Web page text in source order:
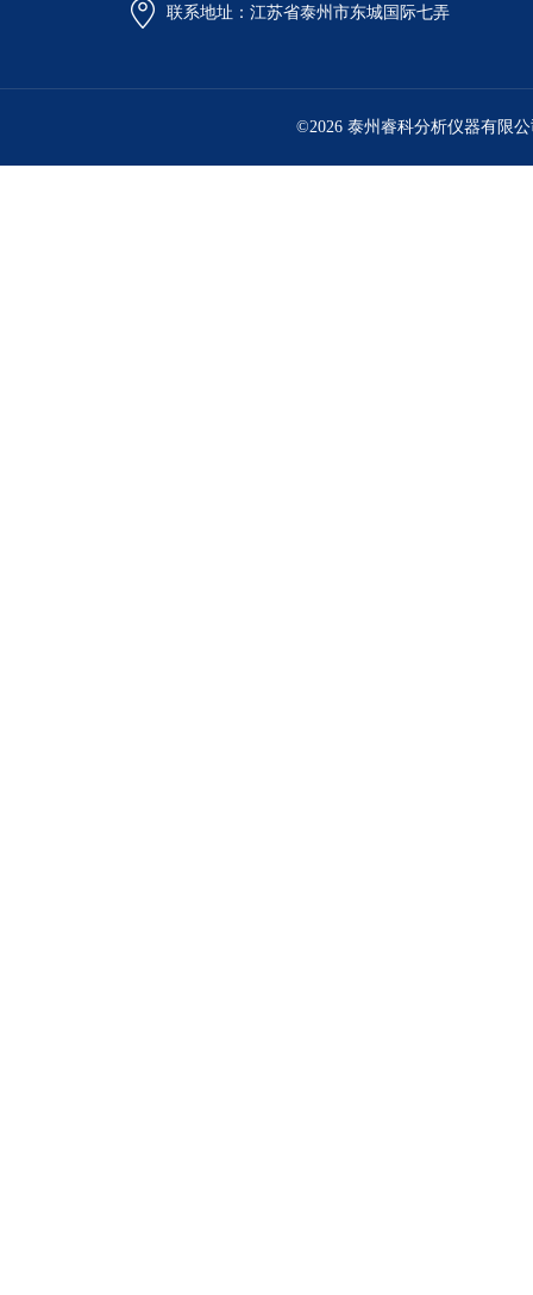
联系地址：江苏省泰州市东城国际七弄
©2026 泰州睿科分析仪器有限